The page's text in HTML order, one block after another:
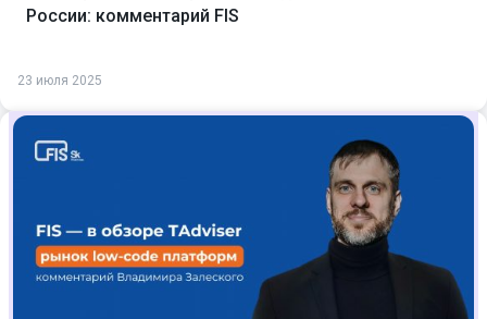
России: комментарий FIS
23 июля 2025